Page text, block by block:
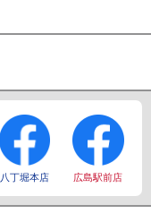
八丁堀本店 広島駅前店